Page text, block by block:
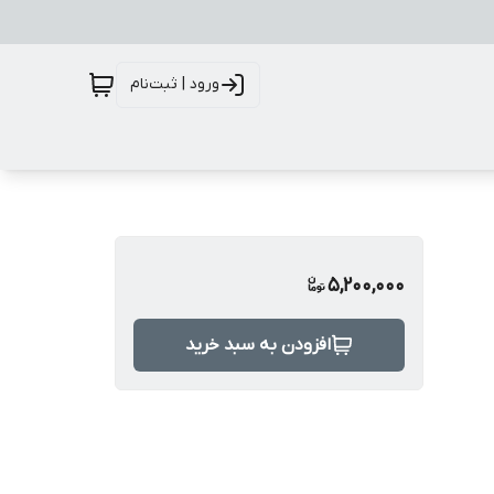
ورود | ثبت‌نام
5,200,000
افزودن به سبد خرید